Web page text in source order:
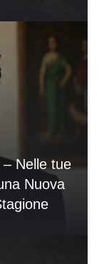
– Nelle tue
Nuova